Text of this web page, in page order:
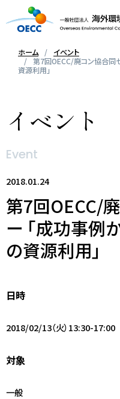
ホーム
イベント
第7回OECC/廃コン協合同
資源利用」
イベント
Event
2018.01.24
第7回OECC/
ー 「成功事例
の資源利用」
日時
2018/02/13（火）13:30-17:00
対象
一般